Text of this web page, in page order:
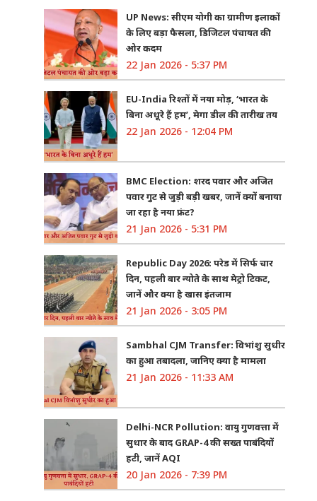
UP News: सीएम योगी का ग्रामीण इलाकों
के लिए बड़ा फैसला, डिजिटल पंचायत की
ओर कदम
22 Jan 2026 - 5:37 PM
EU-India रिश्तों में नया मोड़, ‘भारत के
बिना अधूरे हैं हम’, मेगा डील की तारीख तय
22 Jan 2026 - 12:04 PM
BMC Election: शरद पवार और अजित
पवार गुट से जुड़ी बड़ी खबर, जानें क्यों बनाया
जा रहा है नया फ्रंट?
21 Jan 2026 - 5:31 PM
Republic Day 2026: परेड में सिर्फ चार
दिन, पहली बार न्योते के साथ मेट्रो टिकट,
जानें और क्या है खास इंतजाम
21 Jan 2026 - 3:05 PM
Sambhal CJM Transfer: विभांशु सुधीर
का हुआ तबादला, जानिए क्या है मामला
21 Jan 2026 - 11:33 AM
Delhi-NCR Pollution: वायु गुणवत्ता में
सुधार के बाद GRAP-4 की सख्त पाबंदियों
हटी, जानें AQI
20 Jan 2026 - 7:39 PM